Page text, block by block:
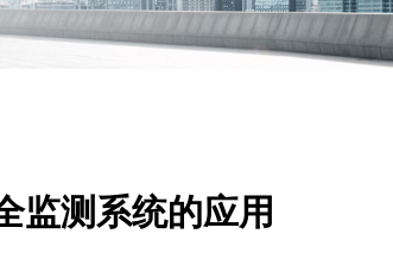
监测系统的应用